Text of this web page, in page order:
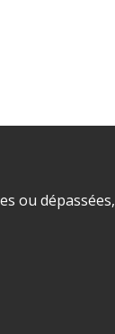
ou dépassées,